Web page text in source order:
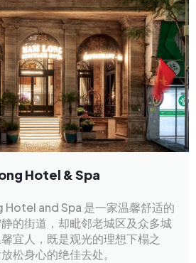
Hotel & Spa
and Spa 是一家温馨舒适的
的街道，却毗邻老城区及众多城
宜人，既是观光的理想下榻之
松身心的绝佳去处。